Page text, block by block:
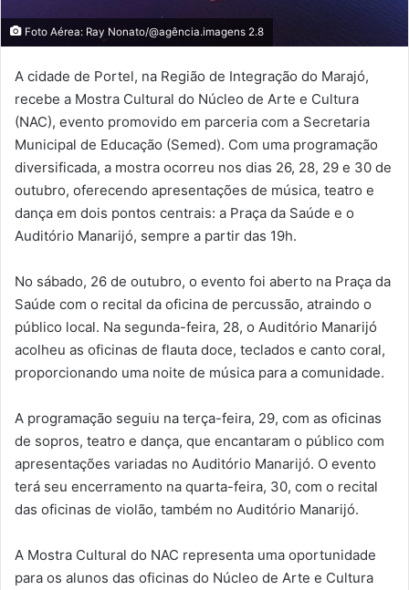
Foto Aérea: Ray Nonato/@agência.imagens 2.8
A cidade de Portel, na Região de Integração do Marajó,
recebe a Mostra Cultural do Núcleo de Arte e Cultura
(NAC), evento promovido em parceria com a Secretaria
Municipal de Educação (Semed). Com uma programação
diversificada, a mostra ocorreu nos dias 26, 28, 29 e 30 de
outubro, oferecendo apresentações de música, teatro e
dança em dois pontos centrais: a Praça da Saúde e o
Auditório Manarijó, sempre a partir das 19h.
No sábado, 26 de outubro, o evento foi aberto na Praça da
Saúde com o recital da oficina de percussão, atraindo o
público local. Na segunda-feira, 28, o Auditório Manarijó
acolheu as oficinas de flauta doce, teclados e canto coral,
proporcionando uma noite de música para a comunidade.
A programação seguiu na terça-feira, 29, com as oficinas
de sopros, teatro e dança, que encantaram o público com
apresentações variadas no Auditório Manarijó. O evento
terá seu encerramento na quarta-feira, 30, com o recital
das oficinas de violão, também no Auditório Manarijó.
A Mostra Cultural do NAC representa uma oportunidade
para os alunos das oficinas do Núcleo de Arte e Cultura